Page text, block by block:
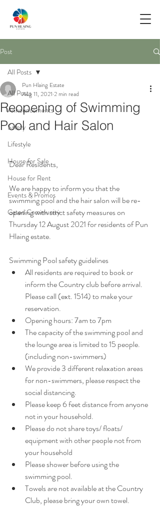
Post
All Posts
Announcements
Safety
Lifestyle
House for Sale
House for Rent
Events & Promos
Gated Community
All Posts
Reopening of Swimming
Pool and Hair Salon
Pun Hlaing Estate
Aug 11, 2021 2 min read
Dear Residents,
We are happy to inform you that the
swimming pool and the hair salon will be re-
opening with strict safety measures on
Thursday 12 August 2021 for residents of Pun
Hlaing estate.
Swimming Pool safety guidelines
All residents are required to book or
inform the Country club before arrival.
Please call (ext. 1514) to make your
reservation.
Opening hours: 7am to 7pm
The capacity of the swimming pool and
the lounge area is limited to 15 people.
(including non-swimmers)
We provide 3 different relaxation areas
for non-swimmers, please respect the
social distancing.
Please keep 6 feet distance from anyone
not in your household.
Please do not share toys/ floats/
equipment with other people not from
your household
Please shower before using the
swimming pool.
Towels are not available at the Country
Club, please bring your own towel.